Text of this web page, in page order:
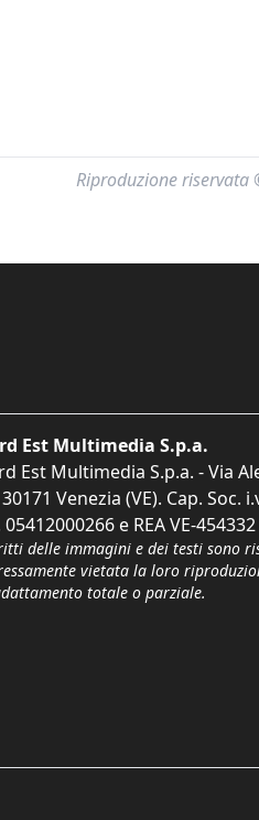
Riproduzione riservata
Est Multimedia S.p.a.
Est Multimedia S.p.a. - Via
Venezia (VE). Cap. Soc.
05412000266 e REA VE-454332
delle immagini e dei testi sono
vietata la loro
totale o parziale.